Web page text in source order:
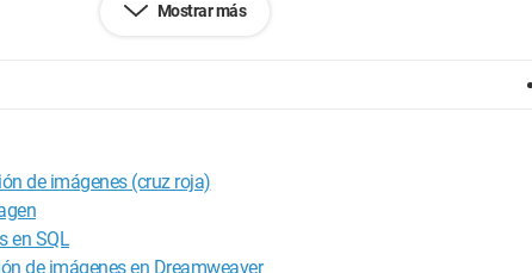
Mostrar más
de imágenes (cruz roja)
en SQL
de imágenes en Dreamweaver